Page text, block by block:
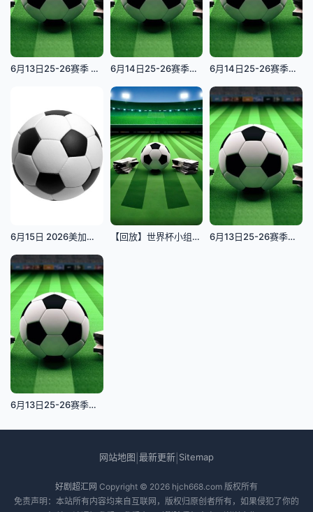
6月13日25-26赛季 红色河队VS德宏队 6月14日25-26赛季中乙联赛 赣州瑞狮VS武汉三镇B队 6月14日25-26赛季江西省城市足球联赛 上饶队VS景德镇队
6月15日 2026美加墨世界杯小组赛 荷兰VS日本 【回放】世界杯小组赛 科特迪瓦VS厄瓜多尔 6月13日25-26赛季福建省城市足球超级联赛 厦门队VS平漳队
6月13日25-26赛季中乙联赛 大连可为VS长春喜都
网站地图 最新更新 Sitemap
好剧超汇网 Copyright © 2026 hjch668.com 版权所有
免责声明：本站所有内容均来自互联网，版权归原创者所有，如果侵犯了你的